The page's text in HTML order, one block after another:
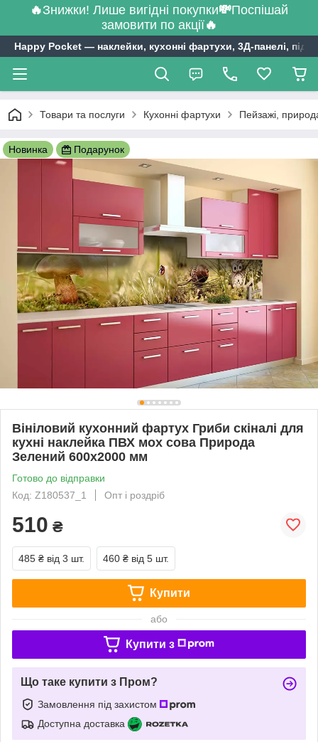
🔥Знижки! Лише вигідні покупки💸Поспішай
замовити по акції🔥
Happy Pocket ― наклейки, кухонні фартухи, 3Д-панелі,
Товари та послуги Кухонні фартухи Пейзажі,
Новинка Подарунок
Вініловий кухонний фартух Гриби скіналі для
кухні наклейка ПВХ мох сова Природа
Зелений 600х2000 мм
Готово до відправки
Код: Z180537_1
Опт і роздріб
510 ₴
485 ₴ від 3 шт. 460 ₴ від 5 шт.
Купити
або
Купити з
Що таке купити з Пром?
Замовлення під захистом
Доступна доставка